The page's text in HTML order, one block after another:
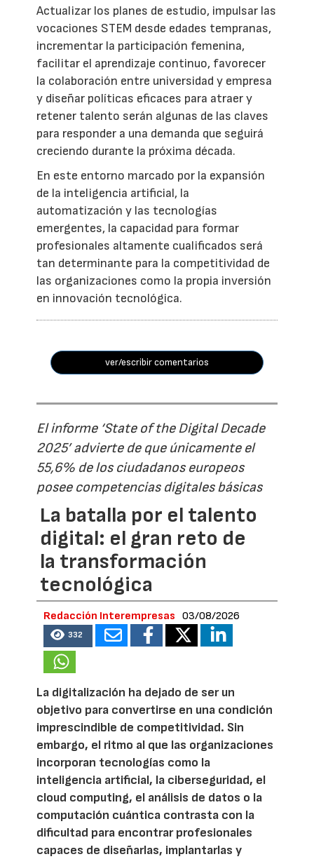
Actualizar los planes de estudio, impulsar las
vocaciones STEM desde edades tempranas,
incrementar la participación femenina,
facilitar el aprendizaje continuo, favorecer
la colaboración entre universidad y empresa
y diseñar políticas eficaces para atraer y
retener talento serán algunas de las claves
para responder a una demanda que seguirá
creciendo durante la próxima década.
En este entorno marcado por la expansión
de la inteligencia artificial, la
automatización y las tecnologías
emergentes, la capacidad para formar
profesionales altamente cualificados será
tan determinante para la competitividad de
las organizaciones como la propia inversión
en innovación tecnológica.
ver/escribir comentarios
El informe ‘State of the Digital Decade
2025’ advierte de que únicamente el
55,6% de los ciudadanos europeos
posee competencias digitales básicas
La batalla por el talento
digital: el gran reto de
la transformación
tecnológica
Redacción Interempresas 03/08/2026
332
La digitalización ha dejado de ser un
objetivo para convertirse en una condición
imprescindible de competitividad. Sin
embargo, el ritmo al que las organizaciones
incorporan tecnologías como la
inteligencia artificial, la ciberseguridad, el
cloud computing, el análisis de datos o la
computación cuántica contrasta con la
dificultad para encontrar profesionales
capaces de diseñarlas, implantarlas y